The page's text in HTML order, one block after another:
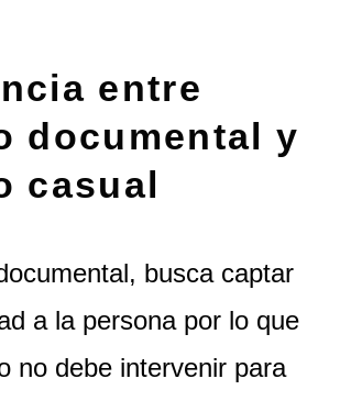
entre
documental y
casual
busca captar
a la persona por lo que
no debe intervenir para